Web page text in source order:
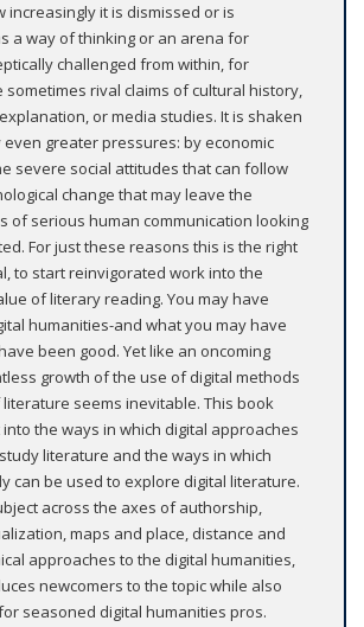
increasingly it is dismissed or is
a way of thinking or an arena for
challenged from within, for
sometimes rival claims of cultural history,
or media studies. It is shaken
greater pressures: by economic
severe social attitudes that can follow
change that may leave the
of serious human communication looking
For just these reasons this is the right
to start reinvigorated work into the
of literary reading. You may have
humanities-and what you may have
been good. Yet like an oncoming
growth of the use of digital methods
seems inevitable. This book
into the ways in which digital approaches
literature and the ways in which
can be used to explore digital literature.
across the axes of authorship,
maps and place, distance and
approaches to the digital humanities,
newcomers to the topic while also
seasoned digital humanities pros.